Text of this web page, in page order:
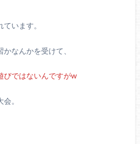
います。
なんかを受けて、
ではないんですがw
。